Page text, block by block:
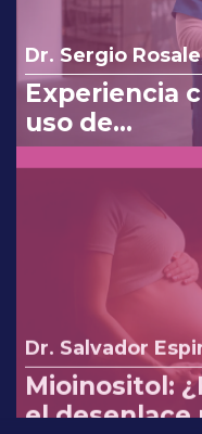
Dr. Sergio
Experiencia
uso de
infecciones
Dr. Salvador
Mioinositol:
el desenlace